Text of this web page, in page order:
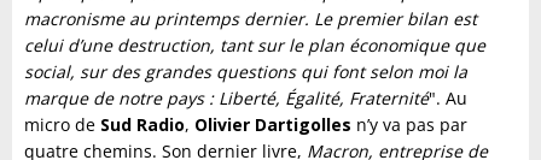
macronisme au printemps dernier. Le premier bilan est
celui d’une destruction, tant sur le plan économique que
social, sur des grandes questions qui font selon moi la
marque de notre pays : Liberté, Égalité, Fraternité". Au
micro de Sud Radio, Olivier Dartigolles n’y va pas par
quatre chemins. Son dernier livre, Macron, entreprise de